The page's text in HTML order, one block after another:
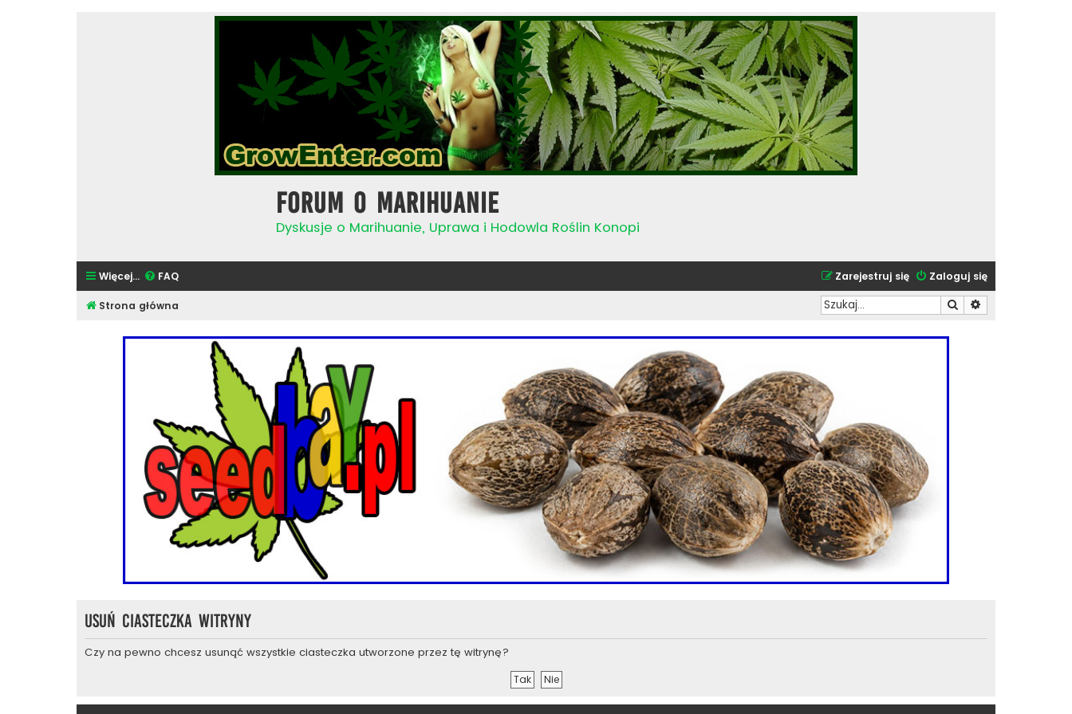
Forum o Marihuanie
Dyskusje o Marihuanie, Uprawa i Hodowla Roślin Konopi
Więcej… FAQ Zaloguj się
Zarejestruj się
Strona główna Szukaj
Usuń ciasteczka witryny
Czy na pewno chcesz usunąć wszystkie ciasteczka utworzone przez tę witrynę?